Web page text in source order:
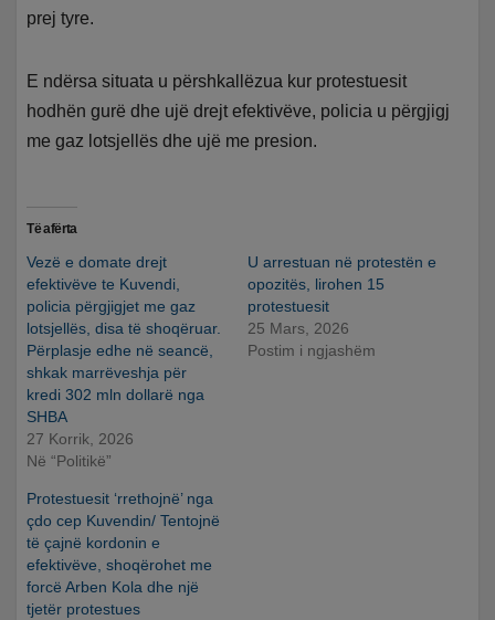
prej tyre.
E ndërsa situata u përshkallëzua kur protestuesit
hodhën gurë dhe ujë drejt efektivëve, policia u përgjigj
me gaz lotsjellës dhe ujë me presion.
Të afërta
Vezë e domate drejt
efektivëve te Kuvendi,
policia përgjigjet me gaz
lotsjellës, disa të shoqëruar.
Përplasje edhe në seancë,
shkak marrëveshja për
kredi 302 mln dollarë nga
SHBA
27 Korrik, 2026
Në “Politikë”
U arrestuan në protestën e
opozitës, lirohen 15
protestuesit
25 Mars, 2026
Postim i ngjashëm
Protestuesit ‘rrethojnë’ nga
çdo cep Kuvendin/ Tentojnë
të çajnë kordonin e
efektivëve, shoqërohet me
forcë Arben Kola dhe një
tjetër protestues